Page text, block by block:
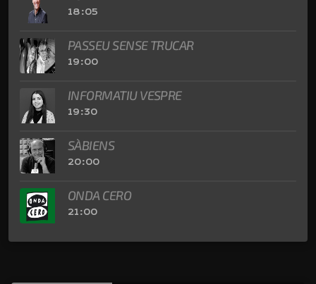
18:05
PASSEU SENSE TRUCAR
19:00
INFORMATIU VESPRE
19:30
SÀBIENS
20:00
ONDA CERO
21:00